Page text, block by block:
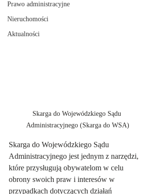
Prawo administracyjne
Nieruchomości
Aktualności
Skarga do Wojewódzkiego Sądu
Administracyjnego (Skarga do WSA)
Skarga do Wojewódzkiego Sądu
Administracyjnego jest jednym z narzędzi,
które przysługują obywatelom w celu
obrony swoich praw i interesów w
przypadkach dotyczących działań